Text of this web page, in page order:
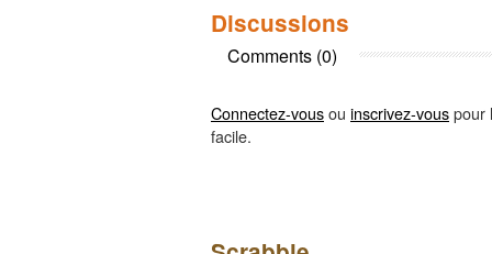
Discussions
Comments (0)
Connectez-vousou inscrivez-vouspour
facile.